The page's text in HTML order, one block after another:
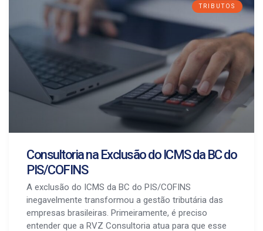
TRIBUTOS
Consultoria na Exclusão do ICMS da BC do
PIS/COFINS
A exclusão do ICMS da BC do PIS/COFINS
inegavelmente transformou a gestão tributária das
empresas brasileiras. Primeiramente, é preciso
entender que a RVZ Consultoria atua para que esse